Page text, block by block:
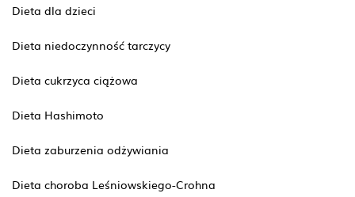
Dieta dla dzieci
Dieta niedoczynność tarczycy
Dieta cukrzyca ciążowa
Dieta Hashimoto
Dieta zaburzenia odżywiania
Dieta choroba Leśniowskiego-Crohna